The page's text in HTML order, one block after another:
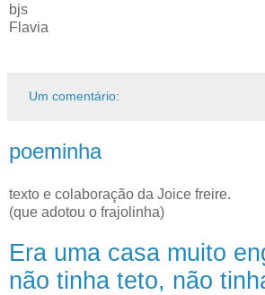
bjs
Flavia
Um comentário:
poeminha
texto e colaboração da Joice freire.
(que adotou o frajolinha)
Era uma casa muito
não tinha teto, não